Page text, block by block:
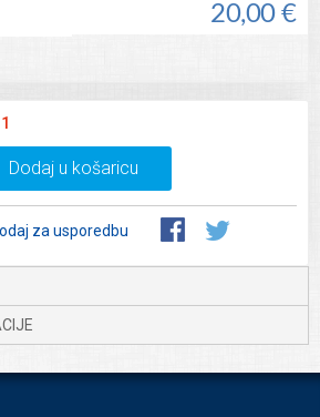
20,00 €
1
Dodaj u košaricu
za usporedbu